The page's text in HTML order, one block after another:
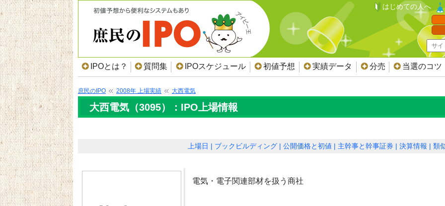
はじめての人へ
IPOとは？ 質問集 IPOスケジュール 初値予想 実績データ 分売 当選のコツ
庶民のIPO 2008年 上場実績 大西電気
大西電気（3095）：IPO上場情報
上場日 ブックビルディング 公開価格と初値 主幹事と幹事証券 決算情報 類
電気・電子関連部材を扱う商社